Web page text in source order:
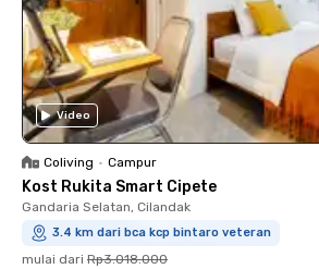
Video
Coliving • Campur
Kost Rukita Smart Cipete
Gandaria Selatan, Cilandak
3.4 km dari bca kcp bintaro veteran
mulai dari Rp3.018.000